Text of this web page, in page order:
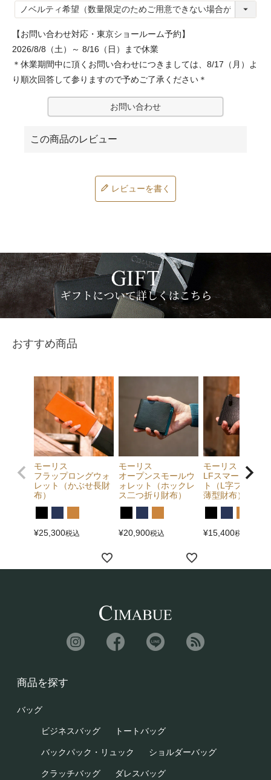
)
(
必
須
)
【お問い合わせ対応・東京ショールーム予約】
2026/8/8（土）～ 8/16（日）まで休業
＊休業期間中に頂くお問い合わせにつきましては、8/17（月）よ
り順次回答して参りますので予めご了承ください＊
お問い合わせ
レビューを書く
おすすめ商品
モーリス
フラップロングウォ
レット（かぶせ長財
布）
¥25,300税込
モーリス
オープンスモールウ
ォレット（ホックレ
ス二つ折り財布）
¥20,900税込
モーリス
LFスマートウォ
ト（L字ファスナ
薄型財布）
¥15,400税込
商品を探す
バッグ
ビジネスバッグ トートバッグ
バックパック・リュック ショルダーバッグ
クラッチバッグ ダレスバッグ